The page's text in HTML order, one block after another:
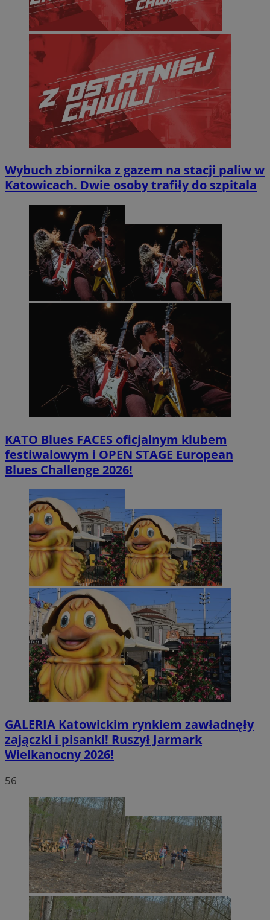
Wybuch zbiornika z gazem na stacji paliw w
Katowicach. Dwie osoby trafiły do szpitala
KATO Blues FACES oficjalnym klubem
festiwalowym i OPEN STAGE European
Blues Challenge 2026!
GALERIA Katowickim rynkiem zawładnęły
zajączki i pisanki! Ruszył Jarmark
Wielkanocny 2026!
56